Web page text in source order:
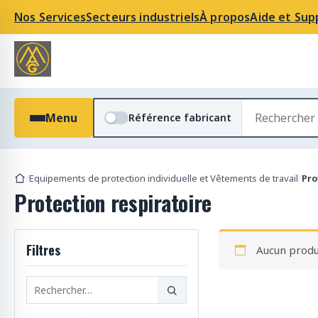
Nos ServicesSecteurs industrielsÀ proposAide et
Menu Référence fabricant
c
c
d
s
/Equipements de protection individuelle et Vêtements de travail/
Protection respiratoire
Filtres Aucun